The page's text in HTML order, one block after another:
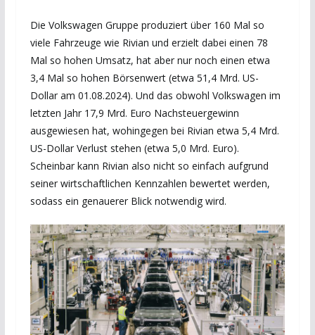
Die Volkswagen Gruppe produziert über 160 Mal so
viele Fahrzeuge wie Rivian und erzielt dabei einen 78
Mal so hohen Umsatz, hat aber nur noch einen etwa
3,4 Mal so hohen Börsenwert (etwa 51,4 Mrd. US-
Dollar am 01.08.2024). Und das obwohl Volkswagen im
letzten Jahr 17,9 Mrd. Euro Nachsteuergewinn
ausgewiesen hat, wohingegen bei Rivian etwa 5,4 Mrd.
US-Dollar Verlust stehen (etwa 5,0 Mrd. Euro).
Scheinbar kann Rivian also nicht so einfach aufgrund
seiner wirtschaftlichen Kennzahlen bewertet werden,
sodass ein genauerer Blick notwendig wird.